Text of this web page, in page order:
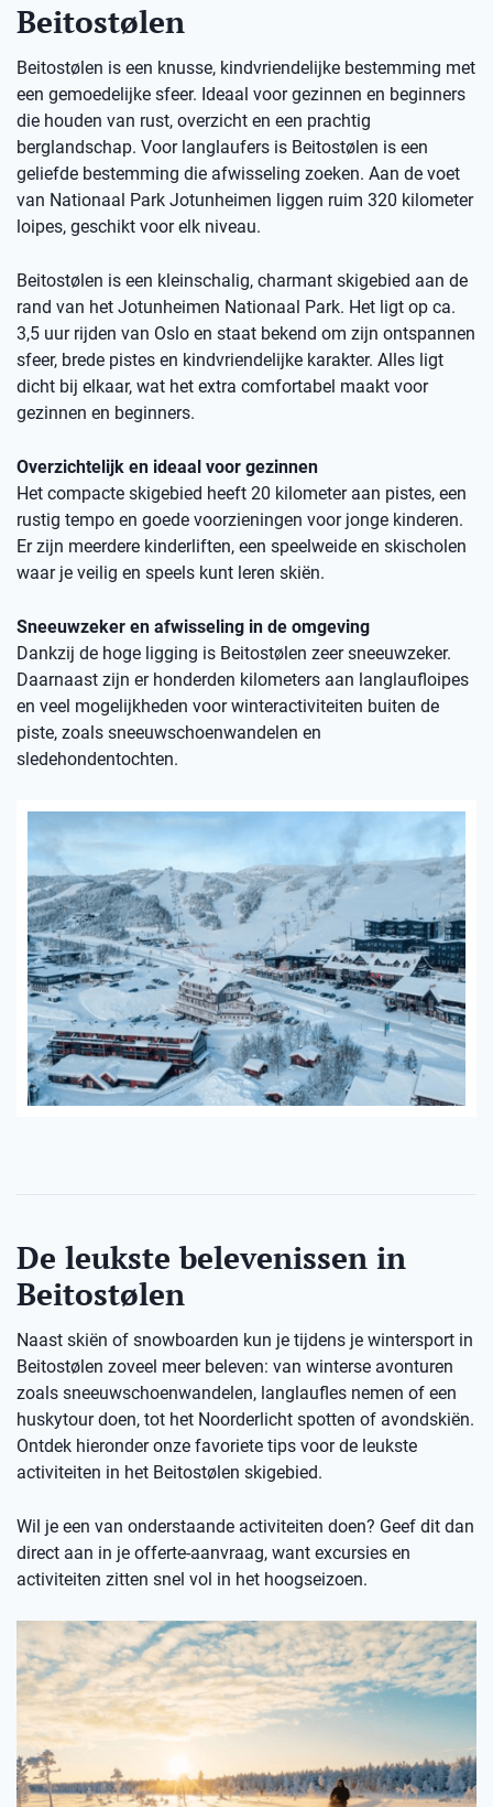
Beitostølen
Beitostølen is een knusse, kindvriendelijke bestemming met
een gemoedelijke sfeer. Ideaal voor gezinnen en beginners
die houden van rust, overzicht en een prachtig
berglandschap. Voor langlaufers is Beitostølen is een
geliefde bestemming die afwisseling zoeken. Aan de voet
van Nationaal Park Jotunheimen liggen ruim 320 kilometer
loipes, geschikt voor elk niveau.
Beitostølen is een kleinschalig, charmant skigebied aan de
rand van het Jotunheimen Nationaal Park. Het ligt op ca.
3,5 uur rijden van Oslo en staat bekend om zijn ontspannen
sfeer, brede pistes en kindvriendelijke karakter. Alles ligt
dicht bij elkaar, wat het extra comfortabel maakt voor
gezinnen en beginners.
Overzichtelijk en ideaal voor gezinnen
Het compacte skigebied heeft 20 kilometer aan pistes, een
rustig tempo en goede voorzieningen voor jonge kinderen.
Er zijn meerdere kinderliften, een speelweide en skischolen
waar je veilig en speels kunt leren skiën.
Sneeuwzeker en afwisseling in de omgeving
Dankzij de hoge ligging is Beitostølen zeer sneeuwzeker.
Daarnaast zijn er honderden kilometers aan langlaufloipes
en veel mogelijkheden voor winteractiviteiten buiten de
piste, zoals sneeuwschoenwandelen en
sledehondentochten.
De leukste belevenissen in
Beitostølen
Naast skiën of snowboarden kun je tijdens je wintersport in
Beitostølen zoveel meer beleven: van winterse avonturen
zoals sneeuwschoenwandelen, langlaufles nemen of een
huskytour doen, tot het Noorderlicht spotten of avondskiën.
Ontdek hieronder onze favoriete tips voor de leukste
activiteiten in het Beitostølen skigebied.
Wil je een van onderstaande activiteiten doen? Geef dit dan
direct aan in je offerte-aanvraag, want excursies en
activiteiten zitten snel vol in het hoogseizoen.